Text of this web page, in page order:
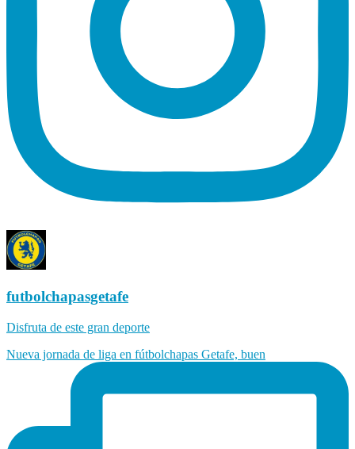
futbolchapasgetafe
Disfruta de este gran deporte
Nueva jornada de liga en fútbolchapas Getafe, buen